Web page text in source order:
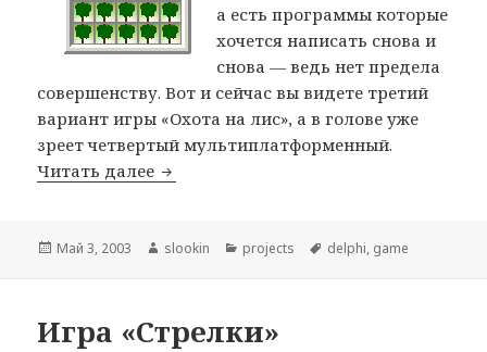
а есть программы которые
хочется написать снова и
снова — ведь нет предела
совершенству. Вот и сейчас вы видете третий
вариант игры «Охота на лис», а в голове уже
зреет четвертый мультиплатформенный.
Читать далее Игра «Охота на лис»
Опубликовано
Май 3, 2003 Автор
slookin Рубрики
projects Метки
delphi, game
Игра «Стрелки»